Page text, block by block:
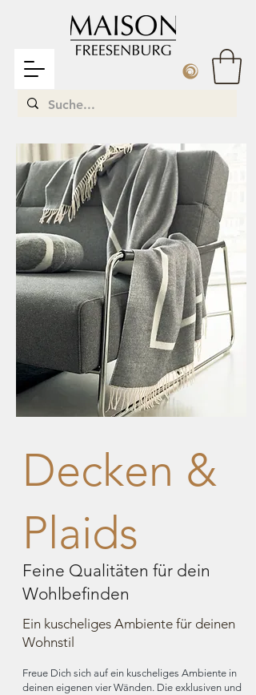
Decken &
Plaids
Feine Qualitäten für dein
Wohlbefinden
Ein kuscheliges Ambiente für deinen
Wohnstil
Freue Dich sich auf ein kuscheliges Ambiente in
deinen eigenen vier Wänden. Die exklusiven und